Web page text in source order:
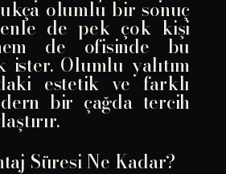
olumlu bir sonuç
de pek çok kişi
de ofisinde bu
Olumlu yalıtım
estetik ve farklı
bir çağda tercih
Süresi Ne Kadar?